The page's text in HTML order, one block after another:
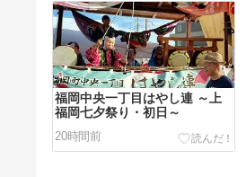
福岡中央一丁目はやし連 ～上
福岡七夕祭り・初日～
20時間前